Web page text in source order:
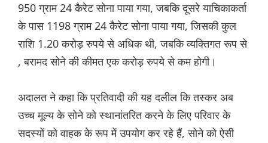
950 ग्राम 24 कैरेट सोना पाया गया, जबकि दूसरे याचिकाकर्ता
के पास 1198 ग्राम 24 कैरेट सोना पाया गया, जिसकी कुल
राशि 1.20 करोड़ रुपये से अधिक थी, जबकि व्यक्तिगत रूप से
, बरामद सोने की कीमत एक करोड़ रुपये से कम होगी।
अदालत ने कहा कि प्रतिवादी की यह दलील कि तस्कर अब
उच्च मूल्य के सोने को स्थानांतरित करने के लिए परिवार के
सदस्यों को वाहक के रूप में उपयोग कर रहे हैं, सोने को ऐसी